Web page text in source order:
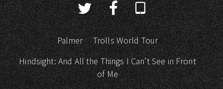
Palmer
Trolls World Tour
Hindsight: And All the Things I Can’t See in Front
of Me